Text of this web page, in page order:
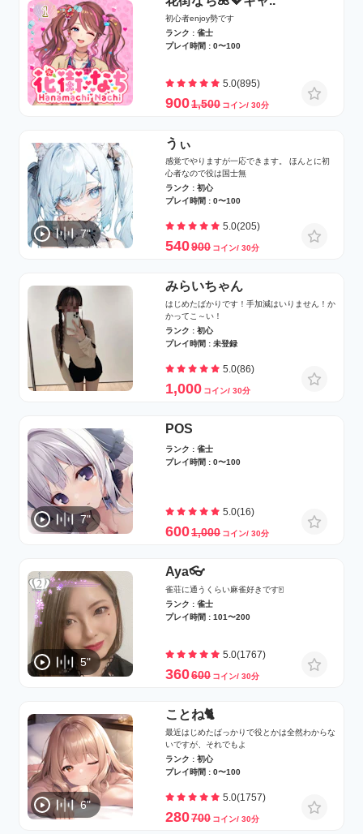
初心者enjoy勢です
ランク : 雀士
プレイ時間 : 0〜100
5.0(895)
9001,500 コイン/ 30分
7"
うぃ
感覚でやりますが一応できます。 ほんとに初
心者なので役は国士無
ランク : 初心
プレイ時間 : 0〜100
5.0(205)
540900 コイン/ 30分
みらいちゃん
はじめたばかりです！手加減はいりません！か
かってこ～い！
ランク : 初心
プレイ時間 : 未登録
5.0(86)
1,000 コイン/ 30分
7"
POS
ランク : 雀士
プレイ時間 : 0〜100
5.0(16)
6001,000 コイン/ 30分
5"
Aya👓
雀荘に通うくらい麻雀好きです🀄
ランク : 雀士
プレイ時間 : 101〜200
5.0(1767)
360600 コイン/ 30分
6"
ことね🐈
最近はじめたばっかりで役とかは全然わからな
いですが、それでもよ
ランク : 初心
プレイ時間 : 0〜100
5.0(1757)
280700 コイン/ 30分